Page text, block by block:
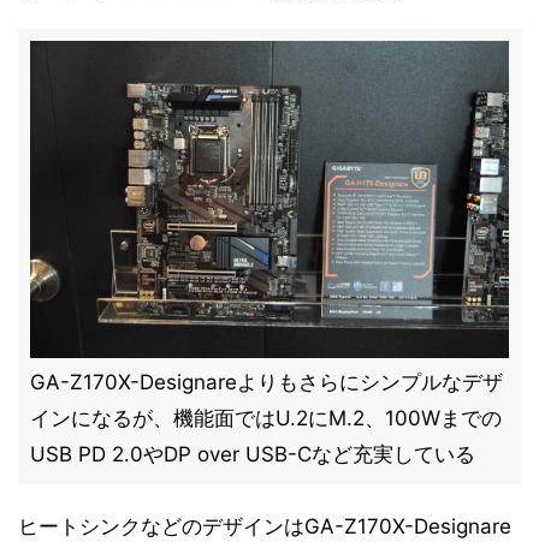
GA-Z170X-Designareよりもさらにシンプルなデザ
インになるが、機能面ではU.2にM.2、100Wまでの
USB PD 2.0やDP over USB-Cなど充実している
ヒートシンクなどのデザインはGA-Z170X-Designare